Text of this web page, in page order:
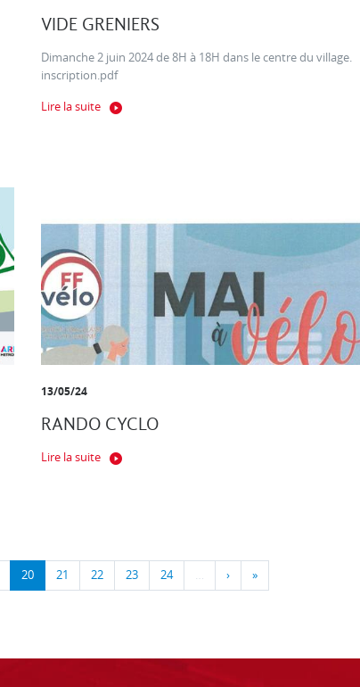
VIDE GRENIERS
Dimanche 2 juin 2024 de 8H à 18H dans le centre du village.
inscription.pdf
Lire la suite
13/05/24
RANDO CYCLO
Lire la suite
20 21 22 23 24 … › »